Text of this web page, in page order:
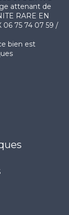
attenant de
RARE EN
06 75 74 07 59 /
bien est